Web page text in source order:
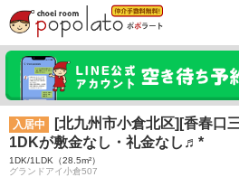
入居中
[北九州市小倉北区][香春口
1DKが敷金なし・礼金なし♬*
1DK/1LDK（28.5m²）
グランドアイ小倉507